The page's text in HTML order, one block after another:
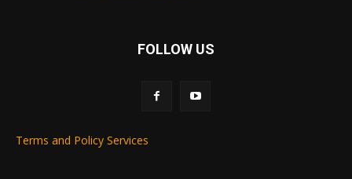
FOLLOW US
Terms and Policy Services